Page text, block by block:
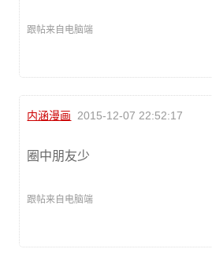
跟帖来自电脑端
内涵漫画 2015-12-07 22:52:17
圈中朋友少
跟帖来自电脑端